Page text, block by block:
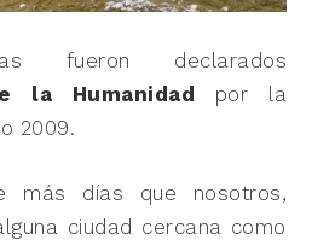
fueron declarados
la Humanidad por la
2009.
más días que nosotros,
ciudad cercana como